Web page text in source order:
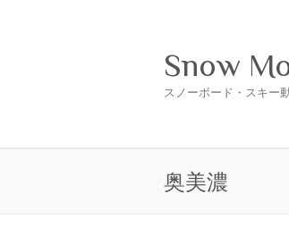
Snow
スノーボード・スキー
奥美濃